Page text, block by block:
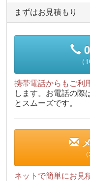
まずはお見積もり
携帯電話からもご利
します。お電話の際
とスムーズです。
ネットで簡単にお見